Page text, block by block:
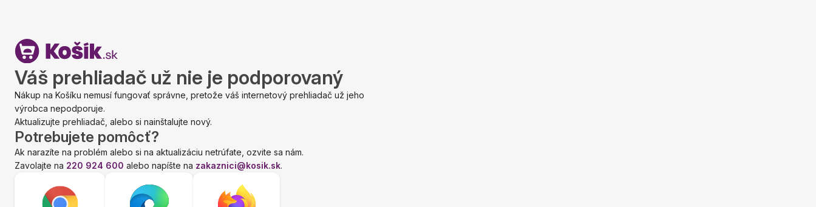
Váš prehliadač už nie je podporovaný
Nákup na Košíku nemusí fungovať správne, pretože váš internetový prehliadač už jeho
výrobca nepodporuje.
Aktualizujte prehliadač, alebo si nainštalujte nový.
Potrebujete pomôcť?
Ak narazíte na problém alebo si na aktualizáciu netrúfate, ozvite sa nám.
Zavolajte na 220 924 600 alebo napíšte na zakaznici@kosik.sk.